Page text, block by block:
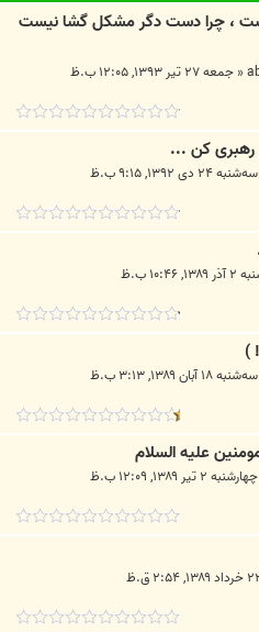
، چرا دست دگر مشکل گشا نیست
« جمعه ۲۷ تیر ۱۳۹۳, ۱۲:۰۵ ب.ظ
رهبری کن ...
سه‌شنبه ۲۴ دی ۱۳۹۲, ۹:۱۵ ب.ظ
۱۰:۴۶ ب.ظ
)
سه‌شنبه ۱۸ آبان ۱۳۸۹, ۳:۱۳ ب.ظ
علیه السلام
چهارشنبه ۲ تیر ۱۳۸۹, ۱۲:۰۹ ب.ظ